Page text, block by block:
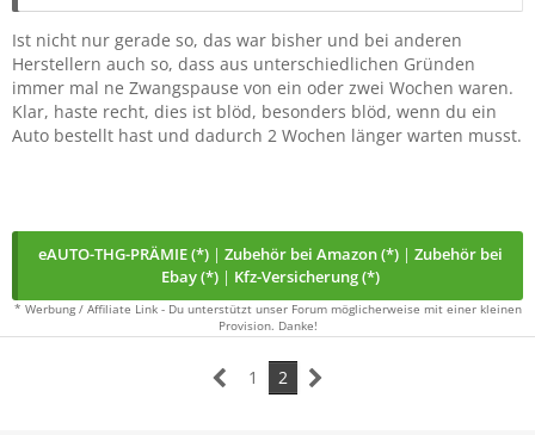
Ist nicht nur gerade so, das war bisher und bei anderen
Herstellern auch so, dass aus unterschiedlichen Gründen
immer mal ne Zwangspause von ein oder zwei Wochen waren.
Klar, haste recht, dies ist blöd, besonders blöd, wenn du ein
Auto bestellt hast und dadurch 2 Wochen länger warten musst.
eAUTO-THG-PRÄMIE (*) | Zubehör bei Amazon (*) | Zubehör bei
Ebay (*) | Kfz-Versicherung (*)
* Werbung / Affiliate Link - Du unterstützt unser Forum möglicherweise mit einer kleinen
Provision. Danke!
1 2